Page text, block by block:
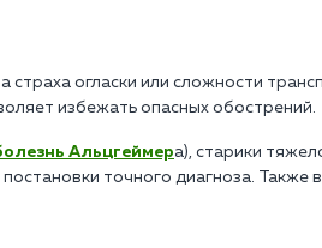
огласки или сложности
избежать опасных обострений.
Альцгеймера), старики
точного диагноза. Также